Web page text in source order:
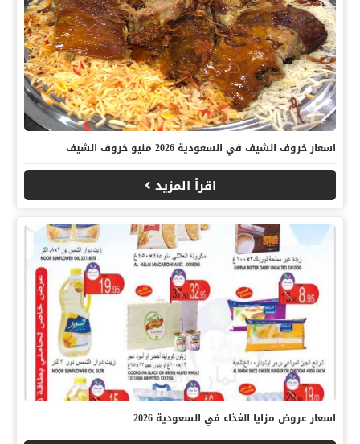
اسعار خروف الشيف في السعودية 2026 منيو خروف الشيف
اقرأ المزيد
اسعار عروض مزايا الغذاء في السعودية 2026